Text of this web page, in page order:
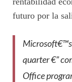
futuro por la
quarter €”
Office